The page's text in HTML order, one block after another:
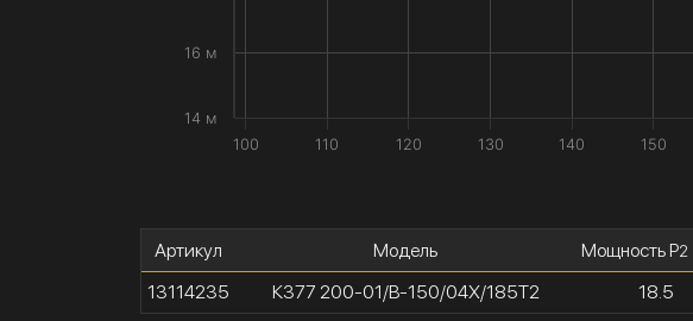
100 110 120 130 140 150
14 м
16 м
Артикул
13114235
Модель
К377 200-01/В-150/04Х/185Т2
Мощность P2
18.5